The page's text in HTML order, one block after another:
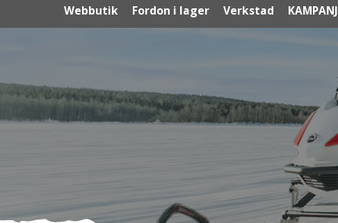
Webbutik Fordon i lager Verkstad KAMPANJ